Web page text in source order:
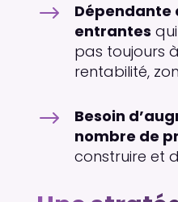
$
Dépendante
entrantes
pas toujours
rentabilité,
$
Besoin
nombre de
construire et